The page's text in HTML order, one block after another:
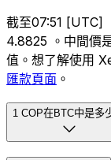
截至07:51 [UTC]
4.8825 。中間價
值。想了解使用
匯款頁面 。
1 COP在BTC中是多